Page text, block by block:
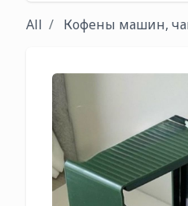
All Кофены машин,